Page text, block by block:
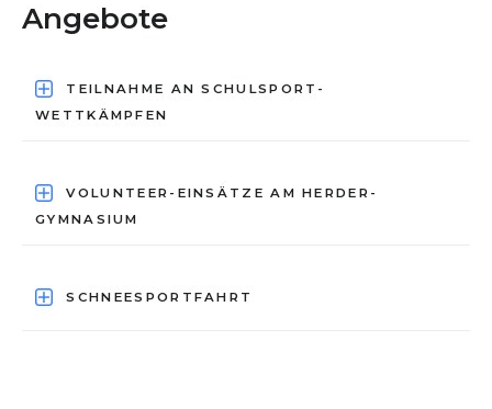
Angebote
TEILNAHME AN SCHULSPORT-
WETTKÄMPFEN
VOLUNTEER-EINSÄTZE AM HERDER-
GYMNASIUM
SCHNEESPORTFAHRT